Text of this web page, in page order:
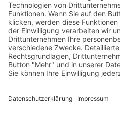
Rechtliches
Widerrufsrecht und
Impressum
Datenschutzerklärung
Cookie-Einstellungen